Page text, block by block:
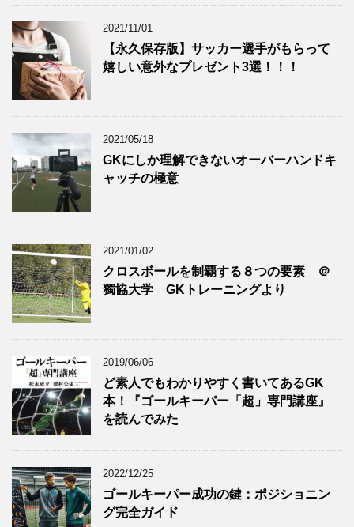
2021/11/01
【永久保存版】サッカー選手がもらって
嬉しい意外なプレゼント3選！！！
2021/05/18
GKにしか理解できないオーバーハンドキ
ャッチの極意
2021/01/02
クロスボールを制覇する８つの要素 ＠
獨協大学 GKトレーニングより
2019/06/06
ど素人でもわかりやすく書いてあるGK
本！『ゴールキーパー「超」専門講座』
を読んでみた
2022/12/25
ゴールキーパー成功の鍵：ポジショニン
グ完全ガイド